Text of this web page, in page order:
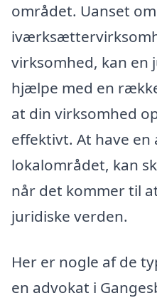
området. Uanset
virksomhed, kan en
hjælpe med en
at din virksomhed
effektivt. At have
lokalområdet, kan
når det kommer til
juridiske verden.
Her er nogle af de
en advokat i